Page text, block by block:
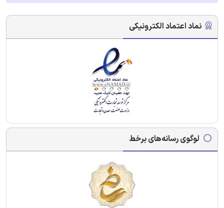
نماد اعتماد الکترونیکی
لوگوی رسانه‌های برخط